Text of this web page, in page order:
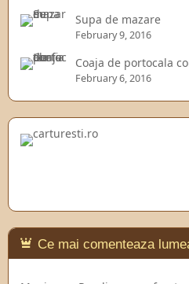
Supa de mazare
February 9, 2016
Coaja de portocala
February 6, 2016
Ce mai comenteaza